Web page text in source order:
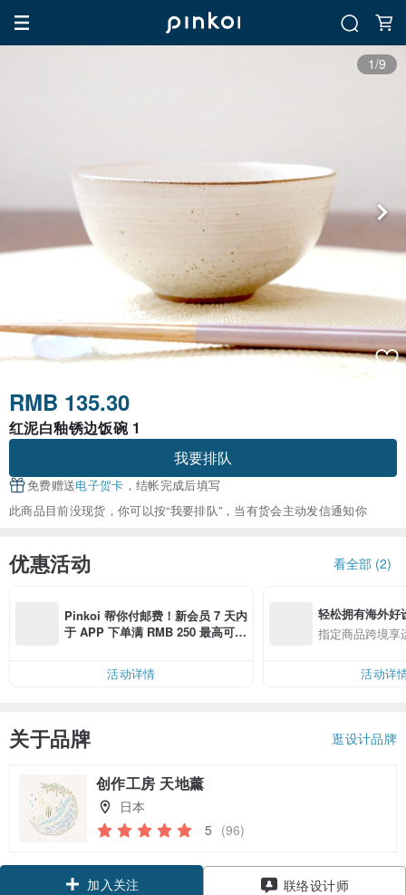
1/9
RMB 135.30
红泥白釉锈边饭碗 1
我要排队
免费赠送电子贺卡 ，结帐完成后填写
此商品目前没现货，你可以按“我要排队”，当有货会主动发信通知你
优惠活动 看全部 (2)
Pinkoi 帮你付邮费！新会员 7 天内
于 APP 下单满 RMB 250 最高可折
活动详情
轻松拥有海外好
指定商品跨境享
活动详
关于品牌 逛设计品牌
创作工房 天地薰
日本
5 (96)
加入关注 联络设计师